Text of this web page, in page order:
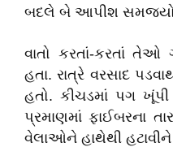
બદલે બે આપીશ
વાતો કરતાં-કરતાં
હતા. રાત્રે વરસાદ
હતો. કીચડમાં પગ
પ્રમાણમાં ફાઈબરના
વેલાઓને હાથેથી